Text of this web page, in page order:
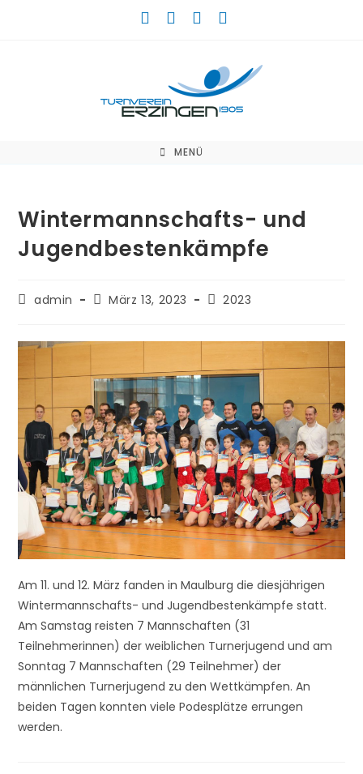
MENÜ
Wintermannschafts- und
Jugendbestenkämpfe
Beitrags-
admin
Beitrag
März 13, 2023
Beitrags-
2023
Am 11. und 12. März fanden in Maulburg die diesjährigen
Wintermannschafts- und Jugendbestenkämpfe statt.
Am Samstag reisten 7 Mannschaften (31
Teilnehmerinnen) der weiblichen Turnerjugend und am
Sonntag 7 Mannschaften (29 Teilnehmer) der
männlichen Turnerjugend zu den Wettkämpfen. An
beiden Tagen konnten viele Podesplätze errungen
werden.